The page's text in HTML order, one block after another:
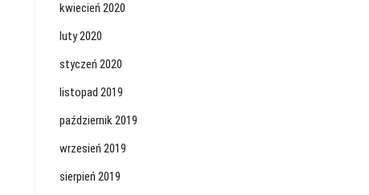
kwiecień 2020
luty 2020
styczeń 2020
listopad 2019
październik 2019
wrzesień 2019
sierpień 2019